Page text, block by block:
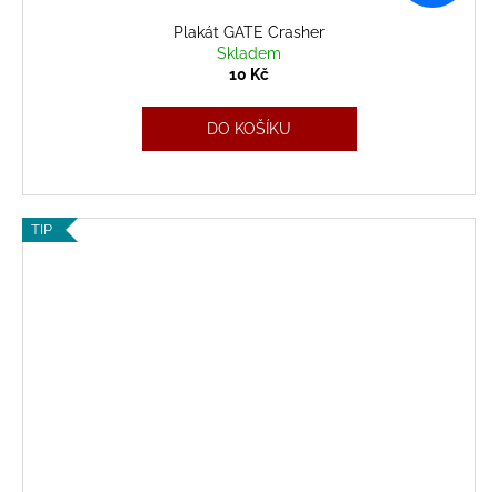
Plakát GATE Crasher
Skladem
10 Kč
DO KOŠÍKU
TIP